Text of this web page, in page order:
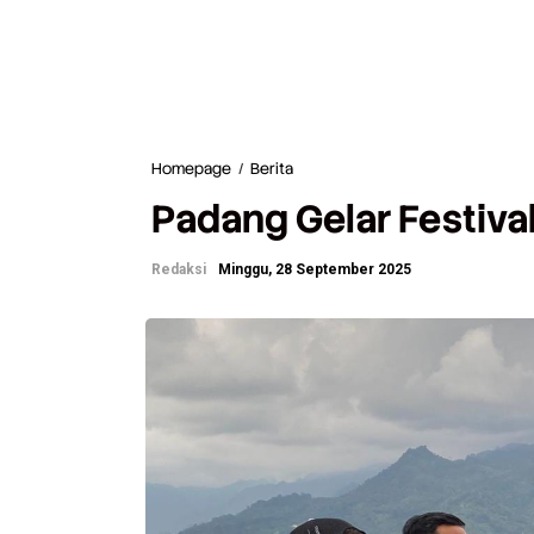
Homepage / Berita
d
a
g
e
i
Padang Gelar
Redaksi Minggu, 28 September 2025